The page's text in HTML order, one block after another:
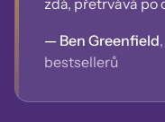
zdá, přetrvává po
— Ben Greenfield
bestsellerů